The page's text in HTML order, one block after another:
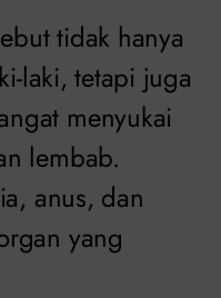
tidak hanya
laki, tetapi juga
menyukai
lembab.
anus, dan
yang